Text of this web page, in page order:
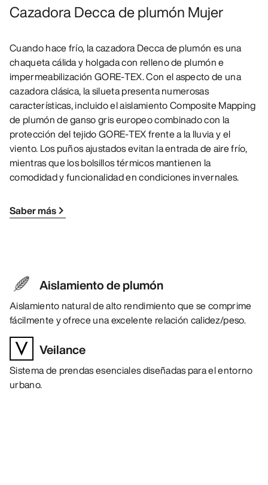
Cazadora Decca de plumón Mujer
Cuando hace frío, la cazadora Decca de plumón es una
chaqueta cálida y holgada con relleno de plumón e
impermeabilización GORE-TEX. Con el aspecto de una
cazadora clásica, la silueta presenta numerosas
características, incluido el aislamiento Composite Mapping
de plumón de ganso gris europeo combinado con la
protección del tejido GORE-TEX frente a la lluvia y el
viento. Los puños ajustados evitan la entrada de aire frío,
mientras que los bolsillos térmicos mantienen la
comodidad y funcionalidad en condiciones invernales.
Saber más
Aislamiento de plumón
Aislamiento natural de alto rendimiento que se comprime
fácilmente y ofrece una excelente relación calidez/peso.
Veilance
Sistema de prendas esenciales diseñadas para el entorno
urbano.